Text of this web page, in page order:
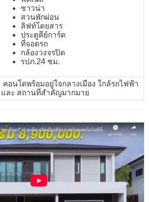
ซาวน่า
สวนพักผ่อน
ลิฟท์โดยสาร
ประตูคีย์การ์ด
ที่จอดรถ
กล้องวงจรปิด
รปภ.24 ชม.
คอนโดพร้อมอยู่ใจกลางเมือง ใกล้รถไฟฟ้า
และ สถานที่สำคัญมากมาย